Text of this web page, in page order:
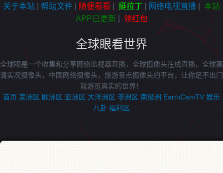
关于本站 帮助文件 随便看看|挺拉丁 网络电视直播
本站
APP已更新| 领红包
全球眼看世界
全球眼是一个收集和分享网络监视器直播，全球摄像头在线直播，全球高
清实况摄像头，中国网络摄像头，旅游景点摄像头的平台，让你足不出门
就游览真实的世界！
首页 美洲区 欧洲区 亚洲区 大洋洲区 非洲区 南极洲 EarthCamTV 娱乐
八卦 福利区